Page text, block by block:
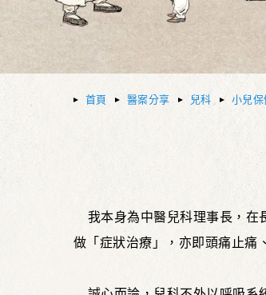
首頁 醫案分享 兒科 小兒保
我本身為中醫兒科理事長，在
做「症狀治療」，亦即頭痛止痛